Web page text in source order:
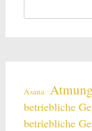
Asana Atmung
betriebliche
betriebliche